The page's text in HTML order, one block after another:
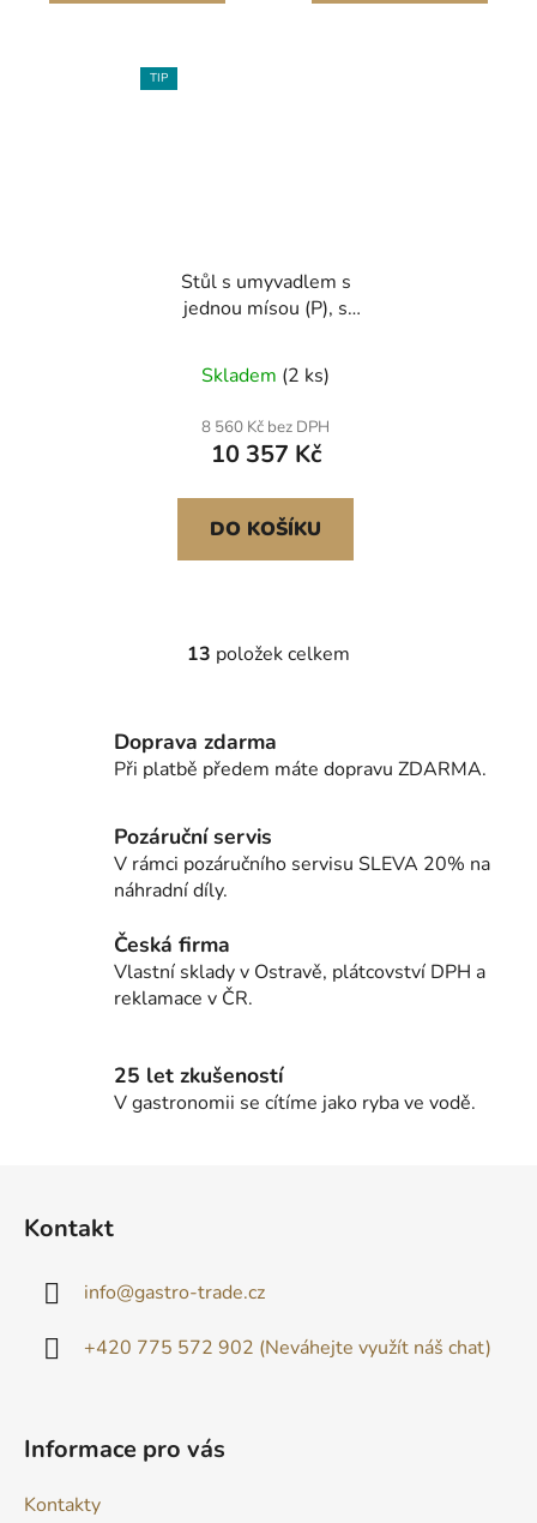
TIP
Stůl s umyvadlem s
jednou mísou (P), s
mm, svařovaný, lisovaná
deska, pocínované hrany
100x15x10
Skladem (2 ks)
8 560 Kč bez DPH
10 357 Kč
DO KOŠÍKU
O
á
d
í
p
y
p
i
s
13 položek celkem
Doprava zdarma
Při platbě předem máte dopravu ZDARMA.
Pozáruční servis
V rámci pozáručního servisu SLEVA 20% na
náhradní díly.
Česká firma
Vlastní sklady v Ostravě, plátcovství DPH a
reklamace v ČR.
25 let zkušeností
V gastronomii se cítíme jako ryba ve vodě.
Kontakt
info@gastro-trade.cz
+420 775 572 902 (Neváhejte využít náš chat)
Informace pro vás
Kontakty